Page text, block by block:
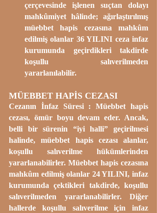
çerçevesinde işlenen suçtan dolayı
mahkûmiyet hâlinde; ağırlaştırılmış
müebbet hapis cezasına mahkûm
edilmiş olanlar 36 YILINI ceza infaz
kurumunda geçirdikleri takdirde
koşullu salıverilmeden
yararlanılabilir.
MÜEBBET HAPİS CEZASI
Cezanın İnfaz Süresi : Müebbet hapis
cezası, ömür boyu devam eder. Ancak,
belli bir sürenin “iyi halli” geçirilmesi
halinde, müebbet hapis cezası alanlar,
koşullu salıverilme hükümlerinden
yararlanabilirler. Müebbet hapis cezasına
mahkûm edilmiş olanlar 24 YILINI, infaz
kurumunda çektikleri takdirde, koşullu
salıverilmeden yararlanabilirler. Diğer
hallerde koşullu salıverilme için infaz